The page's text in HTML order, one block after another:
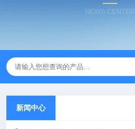
NEWS CENTER
新闻中心